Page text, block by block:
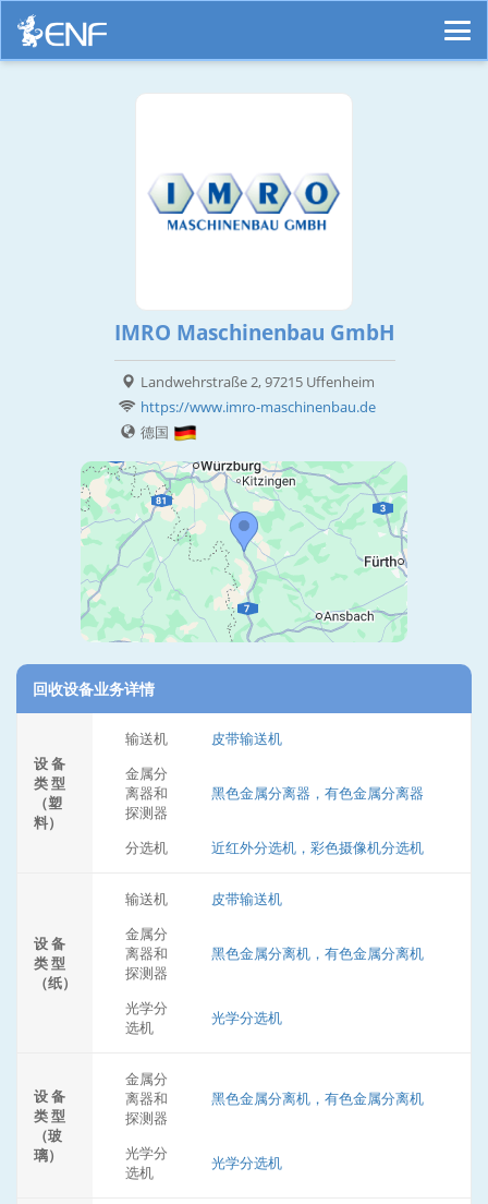
IMRO Maschinenbau GmbH
Landwehrstraße 2, 97215 Uffenheim
https://www.imro-maschinenbau.de
德国
回收设备业务详情
设 备
类 型
（塑
料）
输送机
皮带输送机
金属分
离器和
探测器
黑色金属分离器，有色金属分离器
分选机 近红外分选机，彩色摄像机分选机
设 备
类 型
（纸）
输送机
皮带输送机
金属分
离器和
探测器
黑色金属分离机，有色金属分离机
光学分
选机
光学分选机
设 备
类 型
（玻
璃）
金属分
离器和
探测器
黑色金属分离机，有色金属分离机
光学分
选机
光学分选机